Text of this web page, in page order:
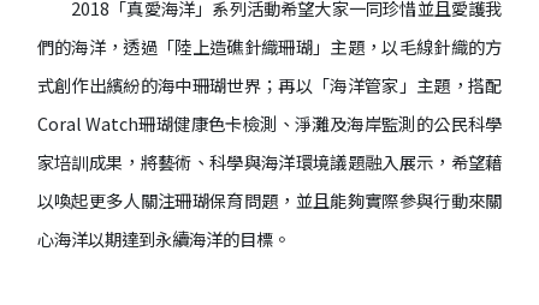
2018「真愛海洋」系列活動希望大家一同珍惜並且愛護我
們的海洋，透過「陸上造礁針織珊瑚」主題，以毛線針織的方
式創作出繽紛的海中珊瑚世界；再以「海洋管家」主題，搭配
Coral Watch珊瑚健康色卡檢測、淨灘及海岸監測的公民科學
家培訓成果，將藝術、科學與海洋環境議題融入展示，希望藉
以喚起更多人關注珊瑚保育問題，並且能夠實際參與行動來關
心海洋以期達到永續海洋的目標。